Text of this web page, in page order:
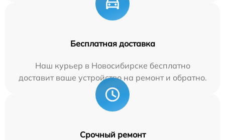
Бесплатная доставка
Наш курьер в Новосибирске бесплатно
доставит ваше устройство на ремонт и обратно.
Срочный ремонт